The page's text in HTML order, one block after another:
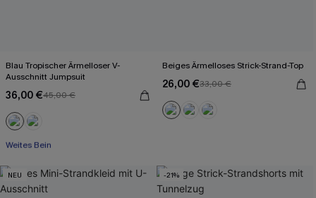
Blau Tropischer Ärmelloser V-
Ausschnitt Jumpsuit
36,00 €45,00 €
Mit Gratis-Maßband
Weites Bein
Beiges Ärmelloses Strick-Strand-Top
26,00 €33,00 €
NEU -21%